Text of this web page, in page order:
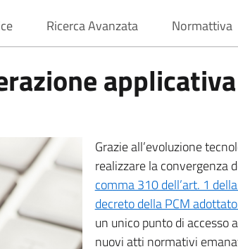
-
Ricerca Avanzata Normattiva
Grazie all’evoluzione
realizzare la convergenza
comma 310 dell’art. 1
decreto della PCM
un unico punto di accesso
nuovi atti normativi